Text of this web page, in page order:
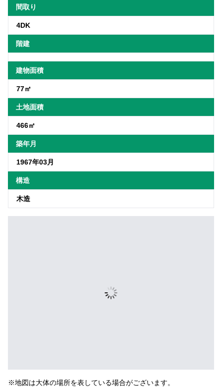
間取り
4DK
階建
建物面積
77㎡
土地面積
466㎡
築年月
1967年03月
構造
木造
※地図は大体の場所を表している場合がございます。